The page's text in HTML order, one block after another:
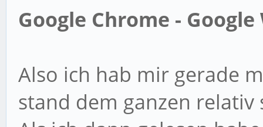
Google Chrome -
Also ich hab mir gerade
stand dem ganzen relativ